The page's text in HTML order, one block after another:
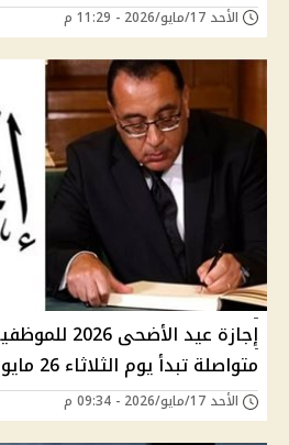
الأحد 17/مايو/2026 - 11:29 م
متواصلة تبدأ يوم الثلاثاء 26 مايو رسميًا
الأحد 17/مايو/2026 - 09:34 م